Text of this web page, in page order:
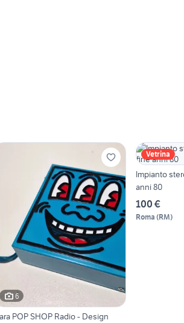
6
POP SHOP Radio - Design
Vetrina
Impianto
anni 80
100 €
Roma (RM)